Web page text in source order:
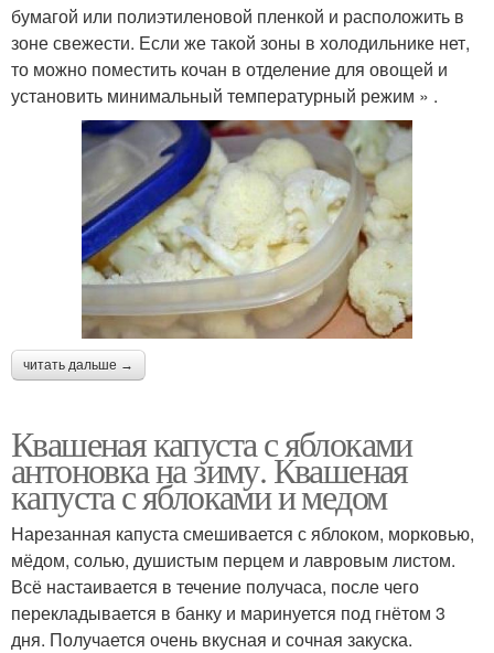
бумагой или полиэтиленовой пленкой и расположить в
зоне свежести. Если же такой зоны в холодильнике нет,
то можно поместить кочан в отделение для овощей и
установить минимальный температурный режим » .
читать дальше →
Квашеная капуста с яблоками
антоновка на зиму. Квашеная
капуста с яблоками и медом
Нарезанная капуста смешивается с яблоком, морковью,
мёдом, солью, душистым перцем и лавровым листом.
Всё настаивается в течение получаса, после чего
перекладывается в банку и маринуется под гнётом 3
дня. Получается очень вкусная и сочная закуска.